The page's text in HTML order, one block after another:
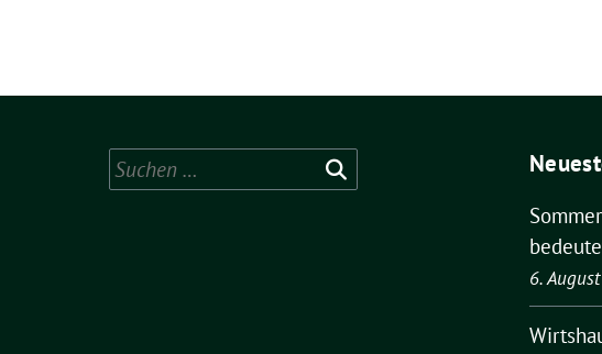
Suchen
nach:
6.